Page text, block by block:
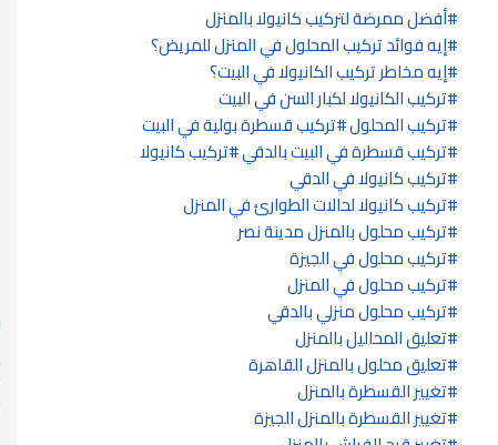
أفضل ممرضة لتركيب كانيولا بالمنزل
إيه فوائد تركيب المحلول في المنزل للمريض؟
إيه مخاطر تركيب الكانيولا في البيت؟
تركيب الكانيولا لكبار السن في البيت
تركيب المحلول تركيب قسطرة بولية في البيت
تركيب قسطرة في البيت بالدقي تركيب كانيولا
تركيب كانيولا في الدقي
تركيب كانيولا لحالات الطوارئ في المنزل
تركيب محلول بالمنزل مدينة نصر
تركيب محلول في الجيزة
تركيب محلول في المنزل
تركيب محلول منزلي بالدقي
تعليق المحاليل بالمنزل
تعليق محلول بالمنزل القاهرة
تغيير القسطرة بالمنزل
تغيير القسطرة بالمنزل الجيزة